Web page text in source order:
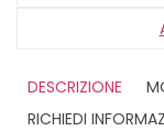
DESCRIZIONE
RICHIEDI